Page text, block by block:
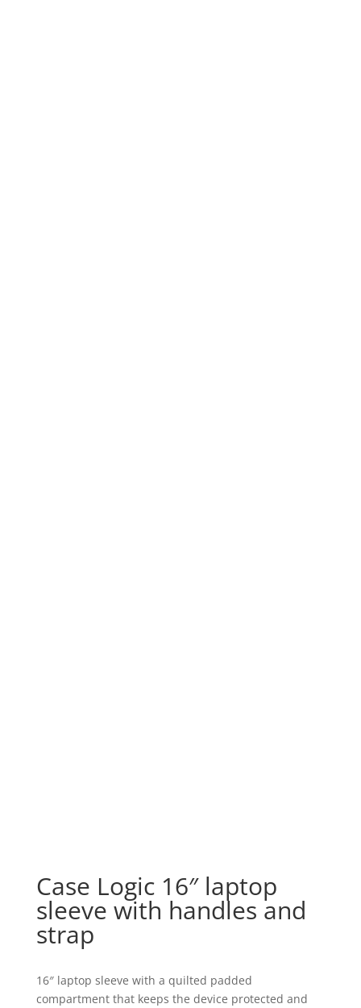
Case Logic 16″ laptop
sleeve with handles and
strap
16″ laptop sleeve with a quilted padded
compartment that keeps the device protected and